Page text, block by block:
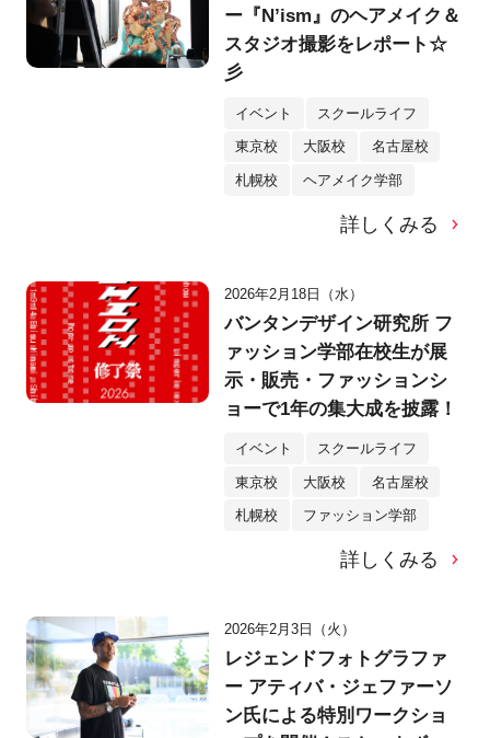
ー『N’ism』のヘアメイク＆
スタジオ撮影をレポート☆
彡
イベント スクールライフ
東京校 大阪校 名古屋校
札幌校 ヘアメイク学部
詳しくみる
2026年2月18日（水）
バンタンデザイン研究所 フ
ァッション学部在校生が展
示・販売・ファッションシ
ョーで1年の集大成を披露！
イベント スクールライフ
東京校 大阪校 名古屋校
札幌校 ファッション学部
詳しくみる
2026年2月3日（火）
レジェンドフォトグラファ
ー アティバ・ジェファーソ
ン氏による特別ワークショ